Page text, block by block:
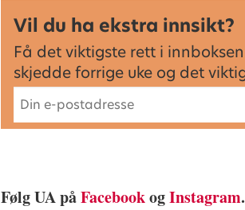
Vil du ha ekstra innsikt?
Få det viktigste rett i
skjedde forrige uke og det
Følg UA påFacebookogInstagram.